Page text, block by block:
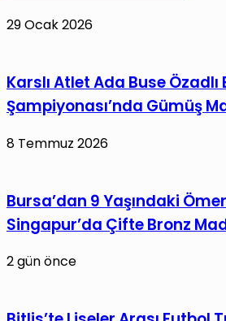
29 Ocak 2026
Karslı Atlet Ada Buse Özadlı
Şampiyonası’nda Gümüş
8 Temmuz 2026
Bursa’dan 9 Yaşındaki
Singapur’da Çifte Bronz
2 gün önce